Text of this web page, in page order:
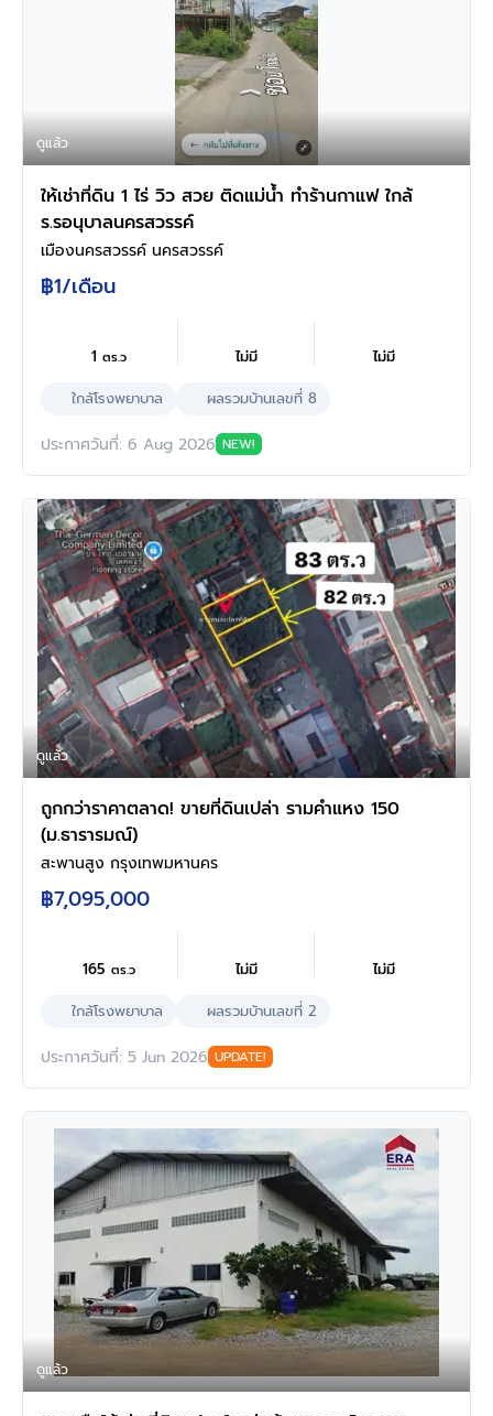
ดูแล้ว
ให้เช่าที่ดิน 1 ไร่ วิว สวย ติดแม่น้ำ ทำร้านกาแฟ ใกล้
ร.รอนุบาลนครสวรรค์
เมืองนครสวรรค์ นครสวรรค์
฿1/เดือน
1ตร.ว ไม่มี
ไม่มี
ใกล้โรงพยาบาล
ผลรวมบ้านเลขที่ 8
ประกาศวันที่: 6 Aug 2026 NEW!
ดูแล้ว
ถูกกว่าราคาตลาด! ขายที่ดินเปล่า รามคำแหง 150
(ม.ธารารมณ์)
สะพานสูง กรุงเทพมหานคร
฿7,095,000
165ตร.ว ไม่มี
ไม่มี
ใกล้โรงพยาบาล
ผลรวมบ้านเลขที่ 2
ประกาศวันที่: 5 Jun 2026 UPDATE!
ดูแล้ว